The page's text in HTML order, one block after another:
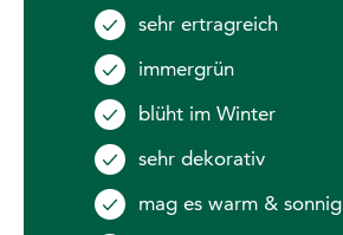
sehr ertragreich
immergrün
blüht im Winter
sehr dekorativ
mag es warm & sonnig